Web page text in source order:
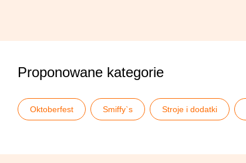
Proponowane kategorie
Oktoberfest Smiffy`s Stroje i dodatki